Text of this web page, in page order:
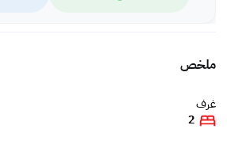
ملخص
غرف
2